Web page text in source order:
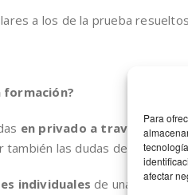
Para
afectar
a los de la prueba
formación?
en privado a través de
también las dudas del resto de
individuales de una hora